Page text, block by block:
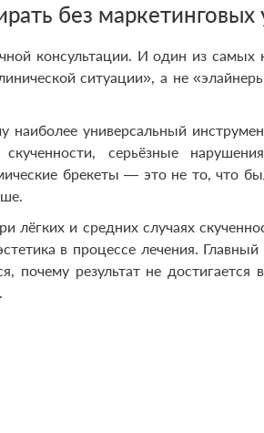
без
консультации. И один из самых
ситуации», а не
наиболее универсальный
серьёзные
брекеты — это не то, что
лёгких и средних случаях
в процессе лечения.
почему результат не